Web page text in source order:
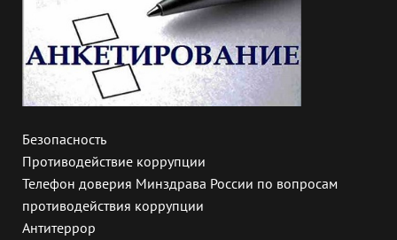
Безопасность
Противодействие коррупции
Телефон доверия Минздрава России по вопросам
противодействия коррупции
Антитеррор